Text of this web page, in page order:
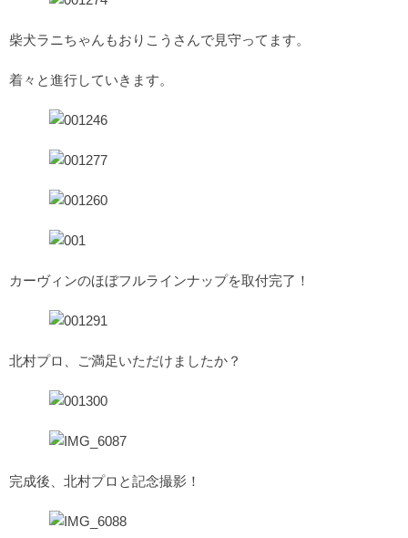
柴犬ラニちゃんもおりこうさんで見守ってます。
着々と進行していきます。
カーヴィンのほぼフルラインナップを取付完了！
北村プロ、ご満足いただけましたか？
完成後、北村プロと記念撮影！